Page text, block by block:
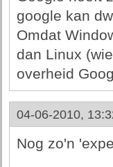
google kan
Omdat
dan Linux
overheid
04-06-2010,
Nog zo'n